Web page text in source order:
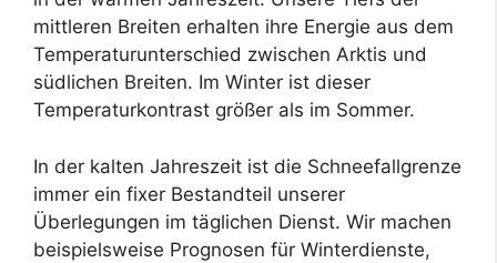
mittleren Breiten erhalten ihre Energie aus dem
Temperaturunterschied zwischen Arktis und
südlichen Breiten. Im Winter ist dieser
Temperaturkontrast größer als im Sommer.
In der kalten Jahreszeit ist die Schneefallgrenze
immer ein fixer Bestandteil unserer
Überlegungen im täglichen Dienst. Wir machen
beispielsweise Prognosen für Winterdienste,